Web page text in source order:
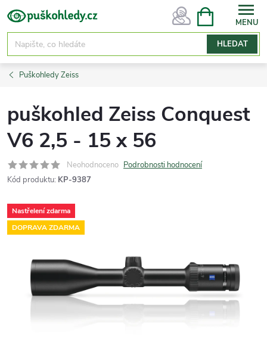
Přejít
na
obsah
HLEDAT
NÁKUPNÍ
Puškohledy Zeiss
puškohled Zeiss Conquest
V6 2,5 - 15 x 56
Neohodnoceno Podrobnosti hodnocení
Kód produktu: KP-9387
Nastřelení zdarma
DOPRAVA ZDARMA